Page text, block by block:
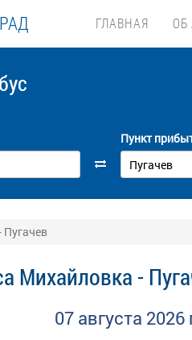
ГЛАВНАЯ ОБ
Пункт
Пугачев
Михайловка -
07 августа 2026